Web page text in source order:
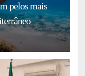
pelos mais